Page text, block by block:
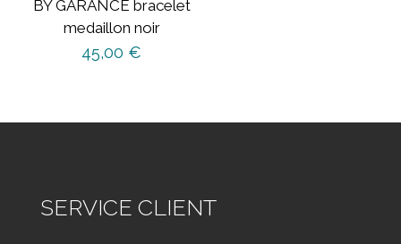
BY GARANCE bracelet
medaillon noir
45,00 €
SERVICE CLIENT